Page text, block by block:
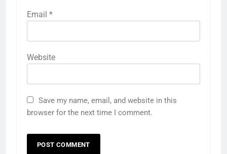
Email *
Website
Save my name, email, and website in this
browser for the next time I comment.